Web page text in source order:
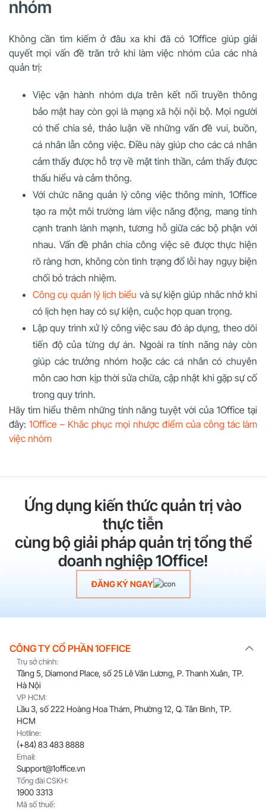
nhóm
Không cần tìm kiếm ở đâu xa khi đã có 1Office giúp giải
quyết mọi vấn đề trăn trở khi làm việc nhóm của các nhà
quản trị:
Việc vận hành nhóm dựa trên kết nối truyền thông
bảo mật hay còn gọi là mạng xã hội nội bộ. Mọi người
có thể chia sẻ, thảo luận về những vấn đề vui, buồn,
cá nhân lẫn công việc. Điều này giúp cho các cá nhân
cảm thấy được hỗ trợ về mặt tinh thần, cảm thấy được
thấu hiểu và cảm thông.
Với chức năng quản lý công việc thông minh, 1Office
tạo ra một môi trường làm việc năng động, mang tính
cạnh tranh lành mạnh, tương hỗ giữa các bộ phận với
nhau. Vấn đề phân chia công việc sẽ được thực hiện
rõ ràng hơn, không còn tình trạng đổ lỗi hay ngụy biện
chối bỏ trách nhiệm.
Công cụ quản lý lịch biểu và sự kiện giúp nhắc nhở khi
có lịch hẹn hay có sự kiện, cuộc họp quan trọng.
Lập quy trình xử lý công việc sau đó áp dụng, theo dõi
tiến độ của từng dự án. Ngoài ra tính năng này còn
giúp các trưởng nhóm hoặc các cá nhân có chuyên
môn cao hơn kịp thời sửa chữa, cập nhật khi gặp sự cố
trong quy trình.
Hãy tìm hiểu thêm những tính năng tuyệt vời của 1Office tại
đây: 1Office – Khắc phục mọi nhược điểm của công tác làm
việc nhóm
Ứng dụng kiến thức quản trị vào
thực tiễn
cùng bộ giải pháp quản trị tổng thể
doanh nghiệp 1Office!
ĐĂNG KÝ NGAY
CÔNG TY CỔ PHẦN 1OFFICE
Trụ sở chính:
Tầng 5, Diamond Place, số 25 Lê Văn Lương, P. Thanh Xuân, TP.
Hà Nội
VP HCM:
Lầu 3, số 222 Hoàng Hoa Thám, Phường 12, Q. Tân Bình, TP.
HCM
Hotline:
(+84) 83 483 8888
Email:
Support@1office.vn
Tổng đài CSKH:
1900 3313
Mã số thuế: